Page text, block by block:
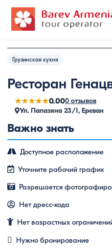
Грузинская кухня
Ресторан
★★★★★0.000 отзывов
Ул. Папазяна 23/1, Ереван
Важно знать
Доступное расположение
Уточните рабочий график
Разрешается
Нет дресс-кода
Нет возрастных
Нужно бронирование